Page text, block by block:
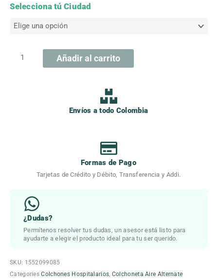
Selecciona tú Ciudad
Colchoneta
Aire
Añadir al carrito
Envíos a todo Colombia
Formas de Pago
Tarjetas de Crédito y Débito, Transferencia y Addi.
¿Dudas?
Permítenos resolver tus dudas, un asesor está listo para
ayudarte a elegir el producto ideal para tu ser querido.
SKU: 1552099085
Categories Colchones Hospitalarios Colchoneta Aire Alternate